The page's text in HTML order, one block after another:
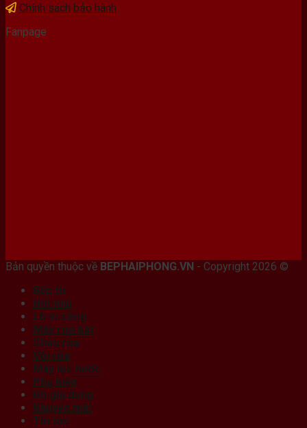
Chính sách bảo hành
Fanpage
Bản quyền thuộc về BEPHAIPHONG.VN - Copyright 2026 ©
Bếp từ
Hút mùi
Lò vi sóng
Máy rửa bát
Chậu rửa
Vòi rửa
Máy lọc nước
Phụ kiện
Đồ gia dụng
Khuyến mãi
Tin tức